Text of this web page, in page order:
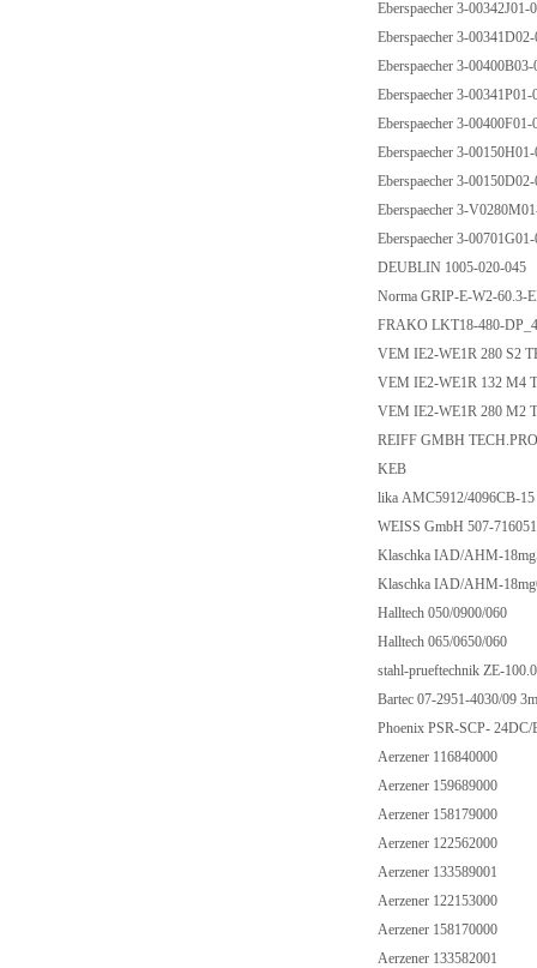
Eberspaecher 3-
Eberspaecher 3-
Eberspaecher 3-
Eberspaecher 3-
Eberspaecher 3-
Eberspaecher 3-
Eberspaecher 3-
Eberspaecher 3-
Eberspaecher 3-
DEUBLIN 1005-020-045
Norma GRIP-E-W2-
FRAKO LKT18-480-
VEM IE2-WE1R 280 S2
VEM IE2-WE1R 132 M4
VEM IE2-WE1R 280 M2
REIFF GMBH
KEB
lika AMC5912/4096CB-
WEISS GmbH 507-
Klaschka IAD/AHM-
Klaschka IAD/AHM-
Halltech 050/0900/060
Halltech 065/0650/060
stahl-prueftechnik ZE-
Bartec 07-2951-4030/09
Phoenix PSR-SCP-
Aerzener 116840000
Aerzener 159689000
Aerzener 158179000
Aerzener 122562000
Aerzener 133589001
Aerzener 122153000
Aerzener 158170000
Aerzener 133582001